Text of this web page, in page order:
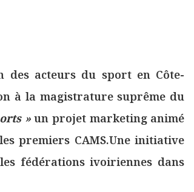
des acteurs du sport en Côte-
à la magistrature suprême du
»un projet marketing animé
premiers CAMS.Une initiative
fédérations ivoiriennes dans